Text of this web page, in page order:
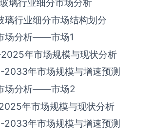
璃‌‌‌‌‌‌‌‌‌‌‌‌‌行业细分市场分析
璃‌‌‌‌‌‌‌‌‌‌‌‌‌行业细分市场结构划分
场分析——市场1
年市场规模与现状分析
年市场规模与增速预测
场分析——市场2
年市场规模与现状分析
年市场规模与增速预测